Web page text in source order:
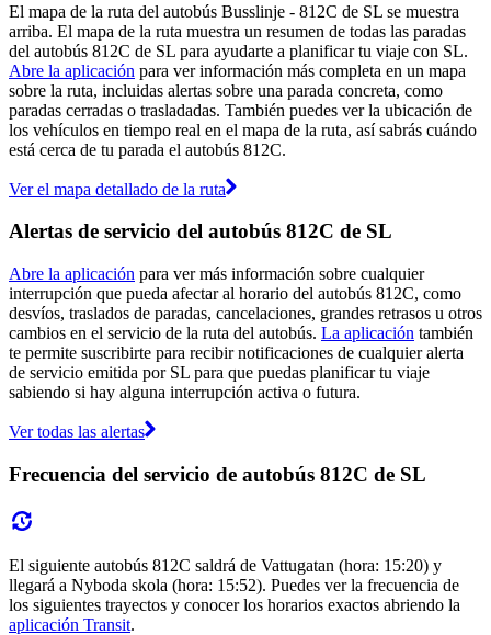
El mapa de la ruta del autobús Busslinje - 812C de SL se muestra
arriba. El mapa de la ruta muestra un resumen de todas las paradas
del autobús 812C de SL para ayudarte a planificar tu viaje con SL.
Abre la aplicación para ver información más completa en un mapa
sobre la ruta, incluidas alertas sobre una parada concreta, como
paradas cerradas o trasladadas. También puedes ver la ubicación de
los vehículos en tiempo real en el mapa de la ruta, así sabrás cuándo
está cerca de tu parada el autobús 812C.
Ver el mapa detallado de la ruta
Alertas de servicio del autobús 812C de SL
Abre la aplicación para ver más información sobre cualquier
interrupción que pueda afectar al horario del autobús 812C, como
desvíos, traslados de paradas, cancelaciones, grandes retrasos u otros
cambios en el servicio de la ruta del autobús. La aplicación también
te permite suscribirte para recibir notificaciones de cualquier alerta
de servicio emitida por SL para que puedas planificar tu viaje
sabiendo si hay alguna interrupción activa o futura.
Ver todas las alertas
Frecuencia del servicio de autobús 812C de SL
El siguiente autobús 812C saldrá de Vattugatan (hora: 15:20) y
llegará a Nyboda skola (hora: 15:52). Puedes ver la frecuencia de
los siguientes trayectos y conocer los horarios exactos abriendo la
aplicación Transit.